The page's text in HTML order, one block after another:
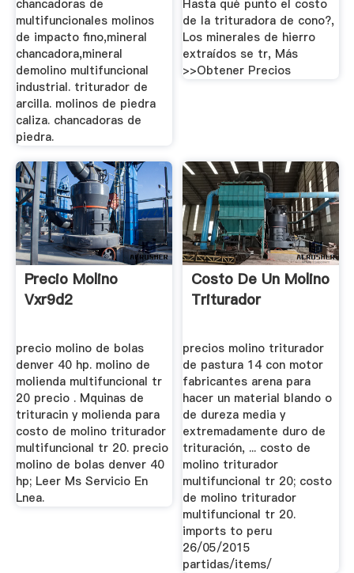
chancadoras de
multifuncionales molinos
de impacto fino,mineral
chancadora,mineral
demolino multifuncional
industrial. triturador de
arcilla. molinos de piedra
caliza. chancadoras de
piedra.
Hasta qué punto el costo
de la trituradora de cono?,
Los minerales de hierro
extraídos se tr, Más
>>Obtener Precios
Precio Molino
Vxr9d2
precio molino de bolas
denver 40 hp. molino de
molienda multifuncional tr
20 precio . Mquinas de
trituracin y molienda para
costo de molino triturador
multifuncional tr 20. precio
molino de bolas denver 40
hp; Leer Ms Servicio En
Lnea.
Costo De Un Molino
Triturador
precios molino triturador
de pastura 14 con motor
fabricantes arena para
hacer un material blando o
de dureza media y
extremadamente duro de
trituración, ... costo de
molino triturador
multifuncional tr 20; costo
de molino triturador
multifuncional tr 20.
imports to peru
26/05/2015
partidas/items/